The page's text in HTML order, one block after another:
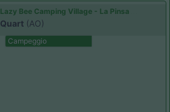
Lazy Bee Camping Village - La Pinsa
Quart (AO)
Campeggio